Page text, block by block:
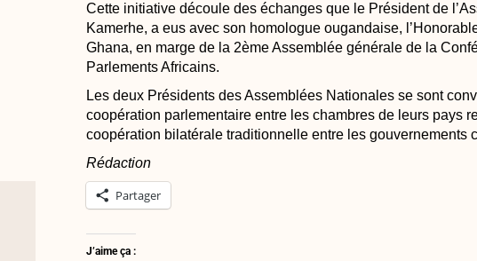
Cette initiative découle des échanges que le Président de
Kamerhe, a eus avec son homologue ougandaise,
Ghana, en marge de la 2ème Assemblée générale de la
Parlements Africains.
Les deux Présidents des Assemblées Nationales se sont
coopération parlementaire entre les chambres de leurs pays
coopération bilatérale traditionnelle entre les gouvernements
Rédaction
Partager
J’aime ça :